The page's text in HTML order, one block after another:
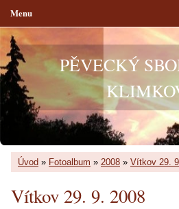
PĚVECKÝ
Úvod » Fotoalbum » 2008 » Vítkov 29.
Vítkov 29. 9. 2008
Menu